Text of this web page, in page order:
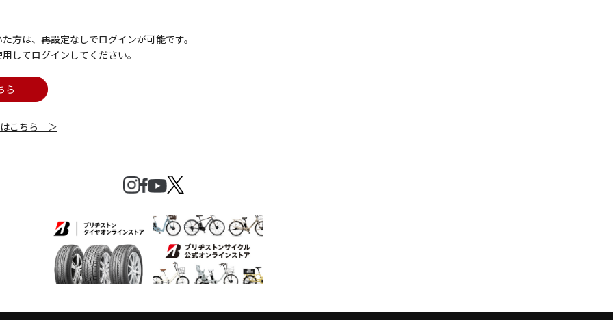
は、再設定なしでログインが可能です。
してログインしてください。
ら
はこちら ＞